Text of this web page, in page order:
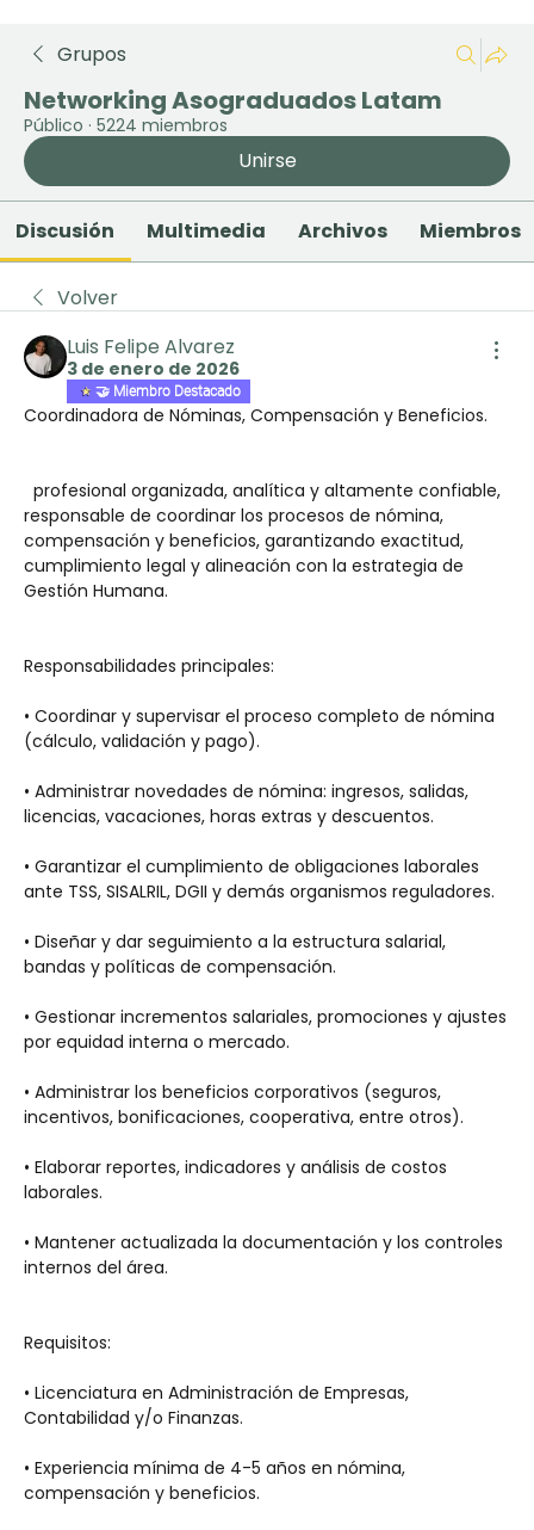
Grupos
Networking Asograduados Latam
Público · 5224 miembros
Unirse
Discusión Multimedia Archivos Miembros
Volver
Luis Felipe Alvarez
3 de enero de 2026
🤝 Miembro Destacado
Coordinadora de Nóminas, Compensación y Beneficios.
responsable de coordinar los procesos de nómina,
compensación y beneficios, garantizando exactitud,
cumplimiento legal y alineación con la estrategia de
Gestión Humana.
Responsabilidades principales:
• Coordinar y supervisar el proceso completo de nómina
(cálculo, validación y pago).
• Administrar novedades de nómina: ingresos, salidas,
licencias, vacaciones, horas extras y descuentos.
• Garantizar el cumplimiento de obligaciones laborales
ante TSS, SISALRIL, DGII y demás organismos reguladores.
• Diseñar y dar seguimiento a la estructura salarial,
bandas y políticas de compensación.
• Gestionar incrementos salariales, promociones y ajustes
por equidad interna o mercado.
• Administrar los beneficios corporativos (seguros,
incentivos, bonificaciones, cooperativa, entre otros).
• Elaborar reportes, indicadores y análisis de costos
laborales.
• Mantener actualizada la documentación y los controles
internos del área.
Requisitos:
• Licenciatura en Administración de Empresas,
Contabilidad y/o Finanzas.
• Experiencia mínima de 4-5 años en nómina,
compensación y beneficios.